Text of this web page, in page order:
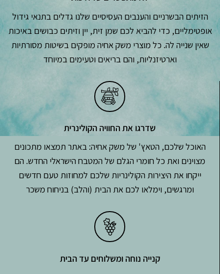
הזיתים הבשרניים והענבים העסיסיים שלנו גדלים בתנאי גידול
אופטימליים, כדי להביא לכם שמן זית, יין וזיתים כבושים באיכות
שאין שנייה לה. כל מוצרי משק אחיה מופקים בשיטות מסורתיות
וארטיזנליות, והם בריאים וטעימים במיוחד
שדרגו את החוויה הקולינרית
האוכל שלכם, הטאץ' של משק אחיה: באתר תמצאו מתכונים
מצוינים ואת כל חומרי הגלם של המטבח הישראלי החדש. הם
ייקחו את היצירות הקולינריות שלכם למחוזות טעם חדשים
ומרגשים, וימלאו לכם את הבית (והלב) בניחוח משכר
קנייה נוחה ומשלוחים עד הבית